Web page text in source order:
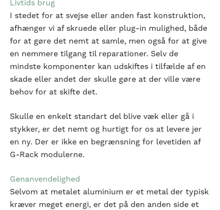
Genanvendelighed
Selvom at metalet aluminium er et metal der
typisk kræver meget energi, er det på den anden
side et metal der er rigtig godt at genanvende.
Ved enden af komponenternes service, kan de
udskiftes med nye friske dele.
Alt kan skilles ad i hver deres kategori af metaller
med videre. Omkring 60% af det aluminium vi
med at øge dette tal.
Livtids brug
I stedet for at svejse eller anden fast konstruktion,
afhænger vi af skruede eller plug-in mulighed, både
for at gøre det nemt at samle, men også for at give
en nemmere tilgang til reparationer. Selv de
mindste komponenter kan udskiftes i tilfælde af en
skade eller andet der skulle gøre at der ville være
behov for at skifte det.
Skulle en enkelt standart del blive væk eller gå i
stykker, er det nemt og hurtigt for os at levere jer
en ny. Der er ikke en begrænsning for levetiden af
G-Rack modulerne.
Genanvendelighed
Selvom at metalet aluminium er et metal der typisk
kræver meget energi, er det på den anden side et